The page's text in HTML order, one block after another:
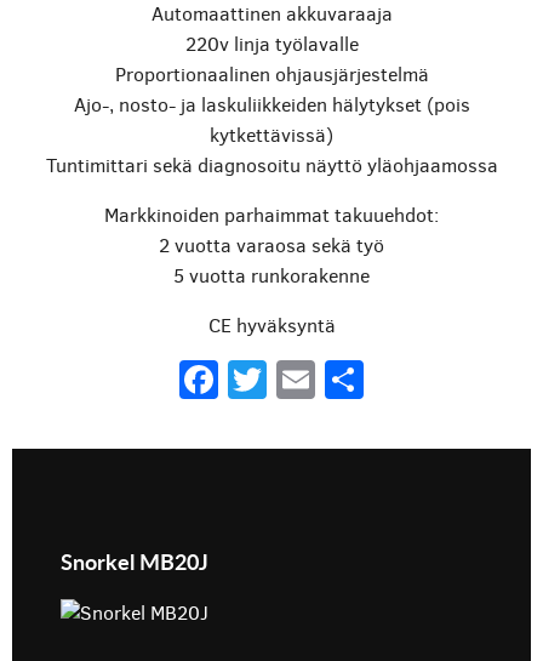
Automaattinen akkuvaraaja
220v linja työlavalle
Proportionaalinen ohjausjärjestelmä
Ajo-, nosto- ja laskuliikkeiden hälytykset (pois
kytkettävissä)
Tuntimittari sekä diagnosoitu näyttö yläohjaamossa
Markkinoiden parhaimmat takuuehdot:
2 vuotta varaosa sekä työ
5 vuotta runkorakenne
CE hyväksyntä
Facebook
Twitter
Email
Snorkel MB20J